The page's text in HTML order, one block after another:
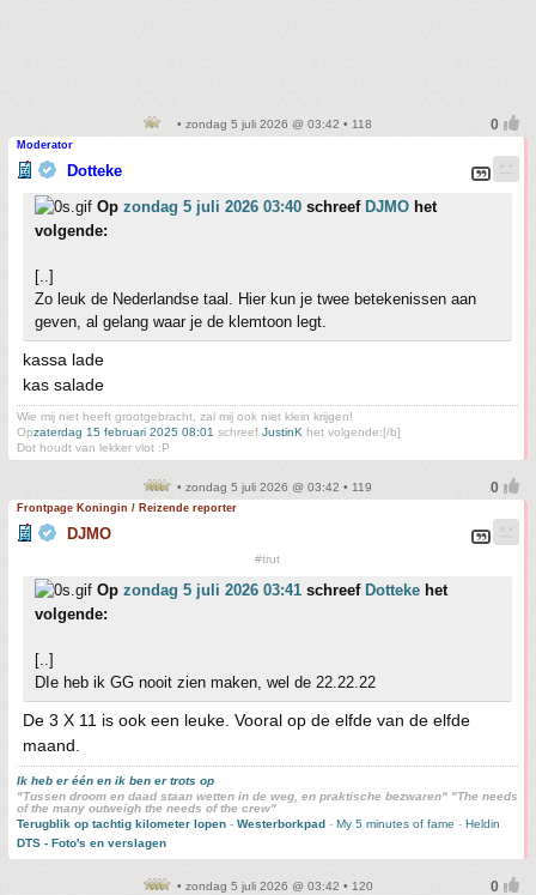
• zondag 5 juli 2026 @ 03:42 • 118
Moderator
Dotteke
Op zondag 5 juli 2026 03:40 schreef DJMO het
volgende:
[..]
Zo leuk de Nederlandse taal. Hier kun je twee betekenissen aan
geven, al gelang waar je de klemtoon legt.
kassa lade
kas salade
Wie mij niet heeft grootgebracht, zal mij ook niet klein krijgen!
Opzaterdag 15 februari 2025 08:01 schreef JustinK het volgende:[/b]
Dot houdt van lekker vlot :P
• zondag 5 juli 2026 @ 03:42 • 119
Frontpage Koningin / Reizende reporter
DJMO
#trut
Op zondag 5 juli 2026 03:41 schreef Dotteke het
volgende:
[..]
DIe heb ik GG nooit zien maken, wel de 22.22.22
De 3 X 11 is ook een leuke. Vooral op de elfde van de elfde
maand.
Ik heb er één en ik ben er trots op
"Tussen droom en daad staan wetten in de weg, en praktische bezwaren" "The needs
of the many outweigh the needs of the crew"
Terugblik op tachtig kilometer lopen - Westerborkpad - My 5 minutes of fame - Heldin
DTS - Foto's en verslagen
• zondag 5 juli 2026 @ 03:42 • 120